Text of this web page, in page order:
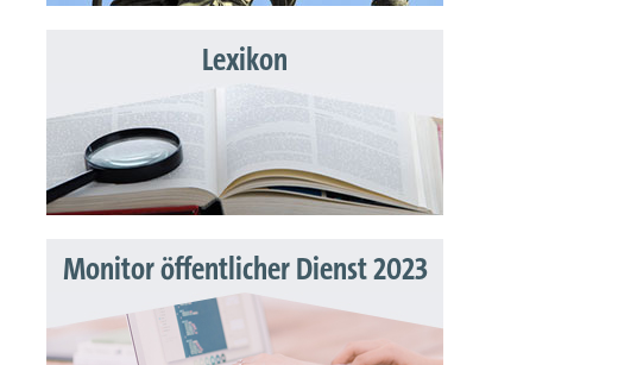
Lexikon
Monitor öffentlicher Dienst 2023